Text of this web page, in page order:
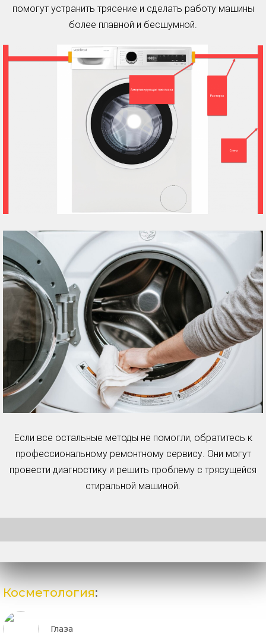
помогут устранить трясение и сделать работу машины
более плавной и бесшумной.
Если все остальные методы не помогли, обратитесь к
профессиональному ремонтному сервису. Они могут
провести диагностику и решить проблему с трясущейся
стиральной машиной.
Косметология:
Глаза